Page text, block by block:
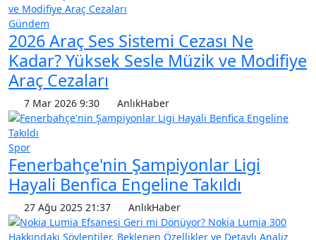
Gündem
2026 Araç Ses Sistemi Cezası Ne
Kadar? Yüksek Sesle Müzik ve Modifiye
Araç Cezaları
7 Mar 2026 9:30 AnlıkHaber
Spor
Fenerbahçe'nin Şampiyonlar Ligi
Hayali Benfica Engeline Takıldı
27 Ağu 2025 21:37 AnlıkHaber